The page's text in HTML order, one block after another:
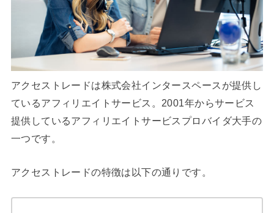
アクセストレードは株式会社インタースペースが提供し
ているアフィリエイトサービス。2001年からサービス
提供しているアフィリエイトサービスプロバイダ大手の
一つです。
アクセストレードの特徴は以下の通りです。